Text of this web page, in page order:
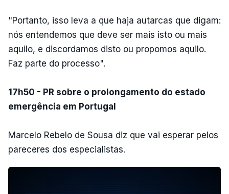
"Portanto, isso leva a que haja autarcas que digam:
nós entendemos que deve ser mais isto ou mais
aquilo, e discordamos disto ou propomos aquilo.
Faz parte do processo".
17h50 - PR sobre o prolongamento do estado
emergência em Portugal
Marcelo Rebelo de Sousa diz que vai esperar pelos
pareceres dos especialistas.